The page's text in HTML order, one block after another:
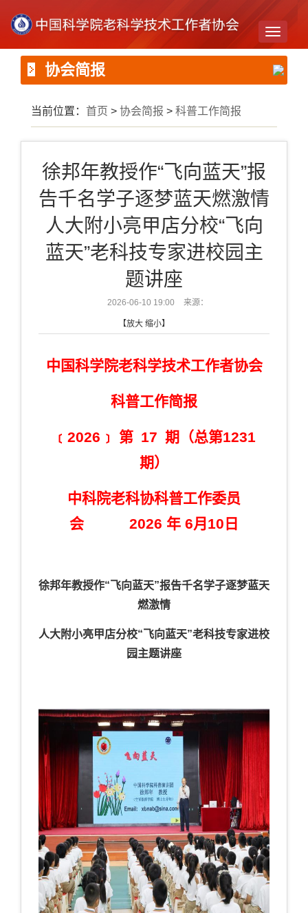
Toggle
协会简报
当前位置： 首页 > 协会简报 > 科普工作简报
徐邦年教授作“飞向蓝天”报
告千名学子逐梦蓝天燃激情
人大附小亮甲店分校“飞向
蓝天”老科技专家进校园主
题讲座
2026-06-10 19:00 来源：
【放大 缩小】
中国科学院老科学技术工作者协会
科普工作简报
﹝2026﹞ 第 17 期（总第1231
期）
中科院老科协科普工作委员
会 2026 年 6月10日
徐邦年教授作“飞向蓝天”报告千名学子逐梦蓝天
燃激情
人大附小亮甲店分校“飞向蓝天”老科技专家进校
园主题讲座